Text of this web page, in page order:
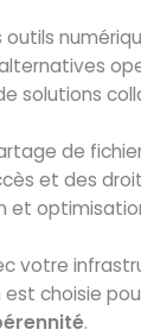
outils
solutions
de
et des
et
votre
choisie
.